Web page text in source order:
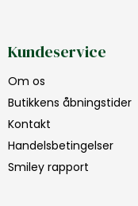
Kundeservice
Om os
Butikkens åbningstider
Kontakt
Handelsbetingelser
Smiley rapport